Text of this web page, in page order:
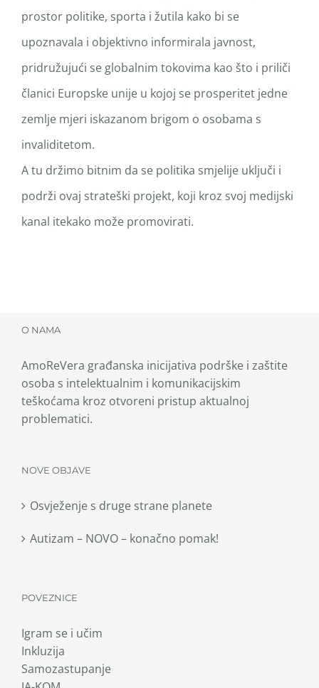
prostor politike, sporta i žutila kako bi se
upoznavala i objektivno informirala javnost,
pridružujući se globalnim tokovima kao što i priliči
članici Europske unije u kojoj se prosperitet jedne
zemlje mjeri iskazanom brigom o osobama s
invaliditetom.
A tu držimo bitnim da se politika smjelije uključi i
podrži ovaj strateški projekt, koji kroz svoj medijski
kanal itekako može promovirati.
O NAMA
AmoReVera građanska inicijativa podrške i zaštite
osoba s intelektualnim i komunikacijskim
teškoćama kroz otvoreni pristup aktualnoj
problematici.
NOVE OBJAVE
Osvježenje s druge strane planete
Autizam – NOVO – konačno pomak!
POVEZNICE
Igram se i učim
Inkluzija
Samozastupanje